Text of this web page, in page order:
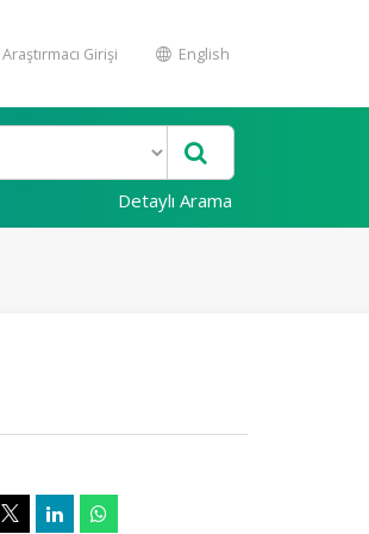
Araştırmacı Girişi English
Detaylı Arama